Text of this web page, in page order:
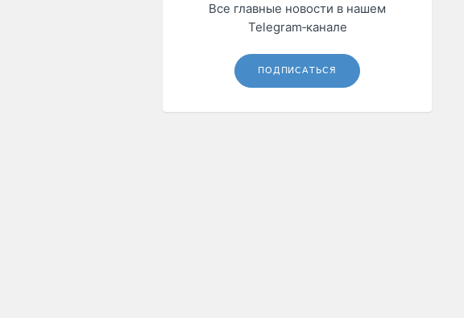
Все главные новости в нашем
Telegram‑канале
ПОДПИСАТЬСЯ